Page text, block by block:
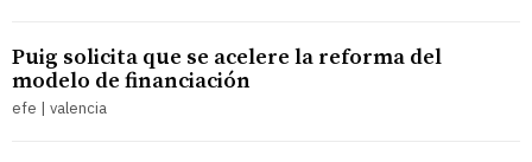
Puig solicita que se acelere la reforma del
modelo de financiación
efe | valencia